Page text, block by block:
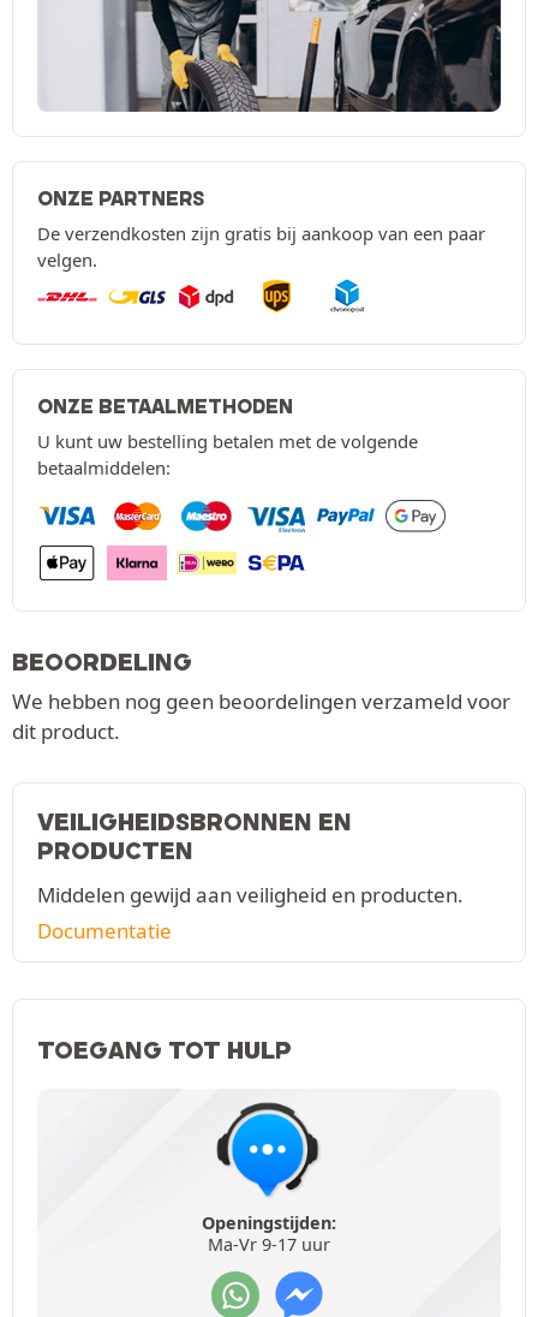
ONZE PARTNERS
De verzendkosten zijn gratis bij aankoop van een paar
velgen.
ONZE BETAALMETHODEN
U kunt uw bestelling betalen met de volgende
betaalmiddelen:
BEOORDELING
We hebben nog geen beoordelingen verzameld voor
dit product.
VEILIGHEIDSBRONNEN EN
PRODUCTEN
Middelen gewijd aan veiligheid en producten.
Documentatie
TOEGANG TOT HULP
Openingstijden:
Ma-Vr 9-17 uur